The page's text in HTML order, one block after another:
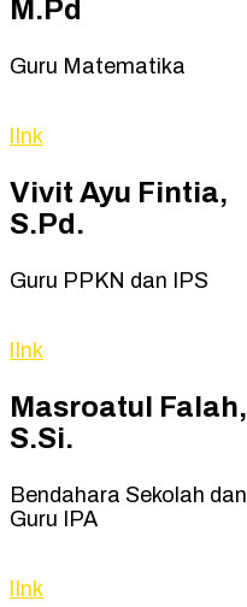
M.Pd
Guru Matematika
lInk
Vivit Ayu Fintia,
S.Pd.
Guru PPKN dan IPS
lInk
Masroatul Falah,
S.Si.
Bendahara Sekolah dan
Guru IPA
lInk